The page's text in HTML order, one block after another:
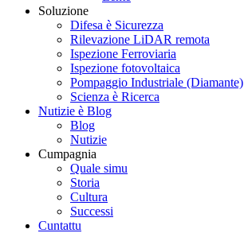
Soluzione
Difesa è Sicurezza
Rilevazione LiDAR remota
Ispezione Ferroviaria
Ispezione fotovoltaica
Pompaggio Industriale (Diamante)
Scienza è Ricerca
Nutizie è Blog
Blog
Nutizie
Cumpagnia
Quale simu
Storia
Cultura
Successi
Cuntattu